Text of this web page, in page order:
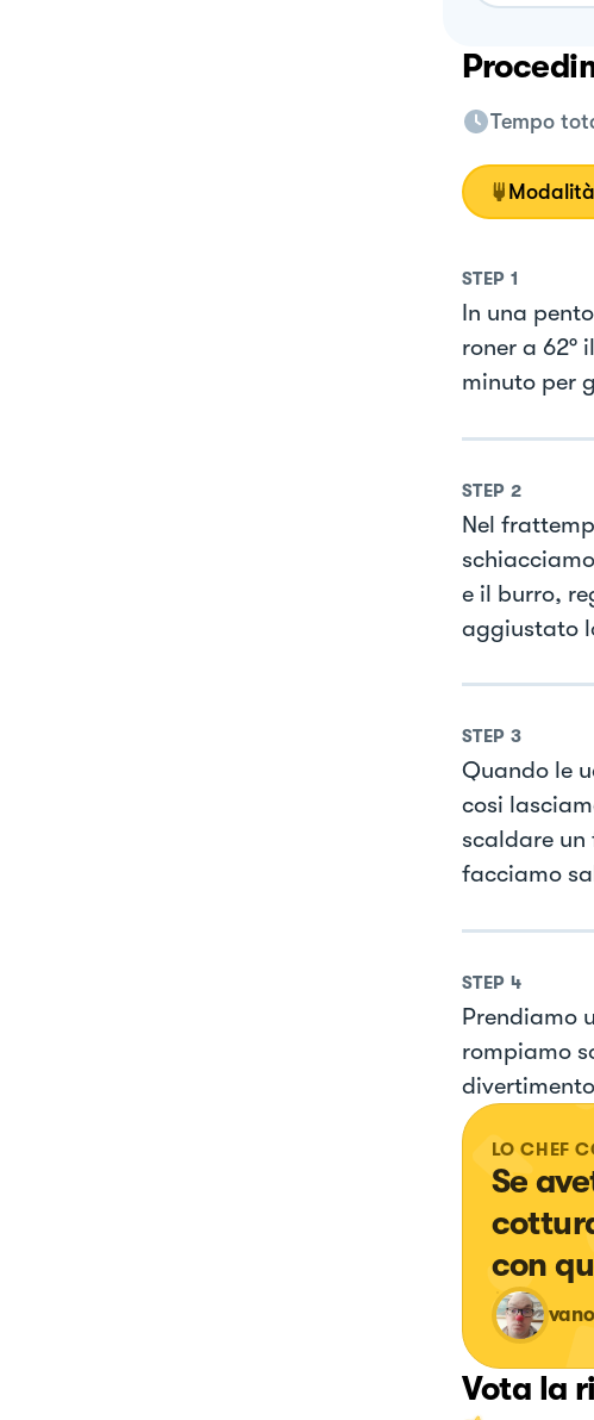
Tempo
STEP 1
In una
roner a 62°
minuto per
STEP 2
Nel
e il burro,
aggiustato
STEP 3
Quando le
cosi
scaldare un
facciamo
STEP 4
Prendiamo
rompiamo
LO CHEF
Se
con
Vota la